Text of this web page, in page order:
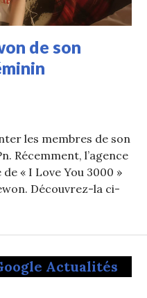
de son
les membres de son
Récemment, l’agence
« I Love You 3000 »
Découvrez-la ci-
présente Haewon de
Actualités